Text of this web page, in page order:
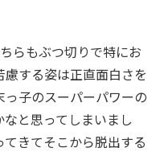
らもぶつ切りで特にお
する姿は正直面白さを
子のスーパーパワーの
と思ってしまいまし
きてそこから脱出する